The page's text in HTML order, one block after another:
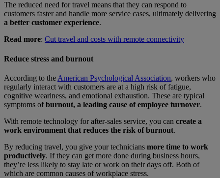
The reduced need for travel means that they can respond to
customers faster and handle more service cases, ultimately delivering
a better customer experience.
Read more: Cut travel and costs with remote connectivity
Reduce stress and burnout
According to the American Psychological Association, workers who
regularly interact with customers are at a high risk of fatigue,
cognitive weariness, and emotional exhaustion. These are typical
symptoms ofburnout, a leading cause of employee turnover.
With remote technology for after-sales service, you can create a
work environment that reduces the risk of burnout.
By reducing travel, you give your technicians more time to work
productively. If they can get more done during business hours,
they’re less likely to stay late or work on their days off. Both of
which are common causes of workplace stress.